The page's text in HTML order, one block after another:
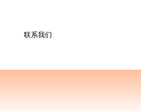
联系我们